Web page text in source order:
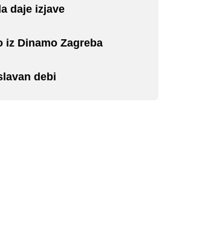
daje izjave
iz Dinamo Zagreba
debi